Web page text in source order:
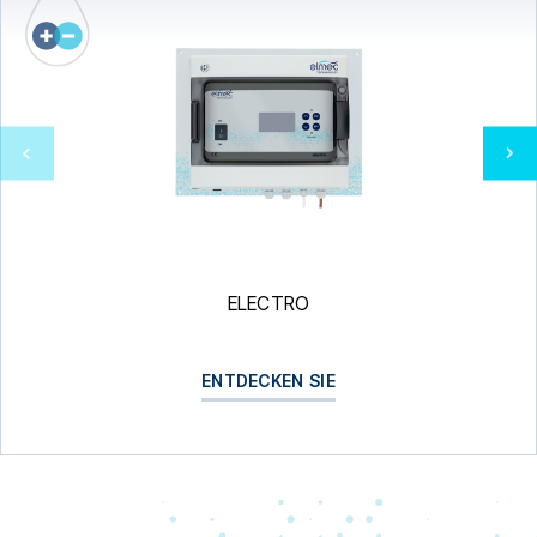
ELECTRO
ENTDECKEN SIE